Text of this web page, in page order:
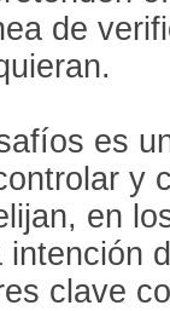
de
es
y
en
clave